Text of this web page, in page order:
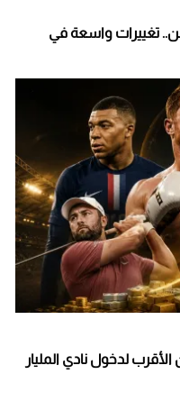
تغييرات واسعة في
لدخول نادي المليار